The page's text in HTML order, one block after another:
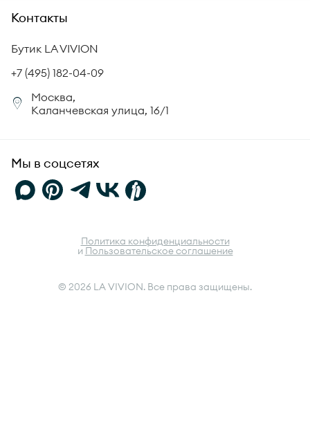
Комплект документов
Политика возврата
Сертификация бриллиантов
Юридическая информация
СМИ о нас
Корпоративный портал
Академия LA VIVION
Статьи
Контакты
Бутик LA VIVION
+7 (495) 182-04-09
Москва,
Каланчевская улица, 16/1
Мы в соцсетях
© 2026 LA VIVION. Все права защищены.
Политика конфиденциальности
и Пользовательское соглашение